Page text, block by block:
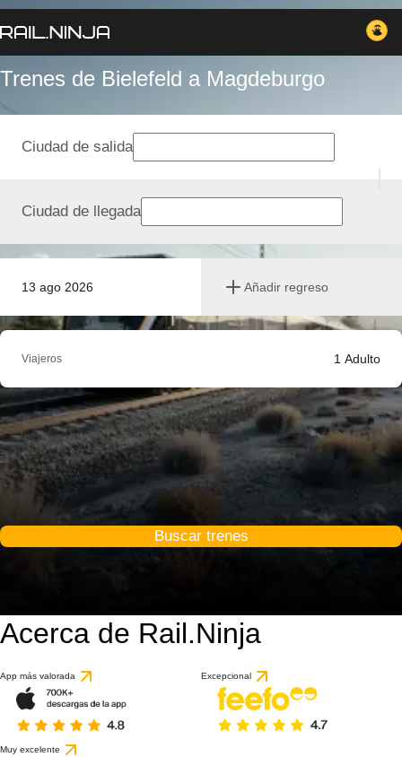
Trenes de Bielefeld a Magdeburgo
13 ago 2026 Añadir regreso
Ciudad de salida
Ciudad de llegada
Viajeros 1 Adulto
Buscar trenes
Acerca de Rail.Ninja
App más valorada Excepcional
Muy excelente